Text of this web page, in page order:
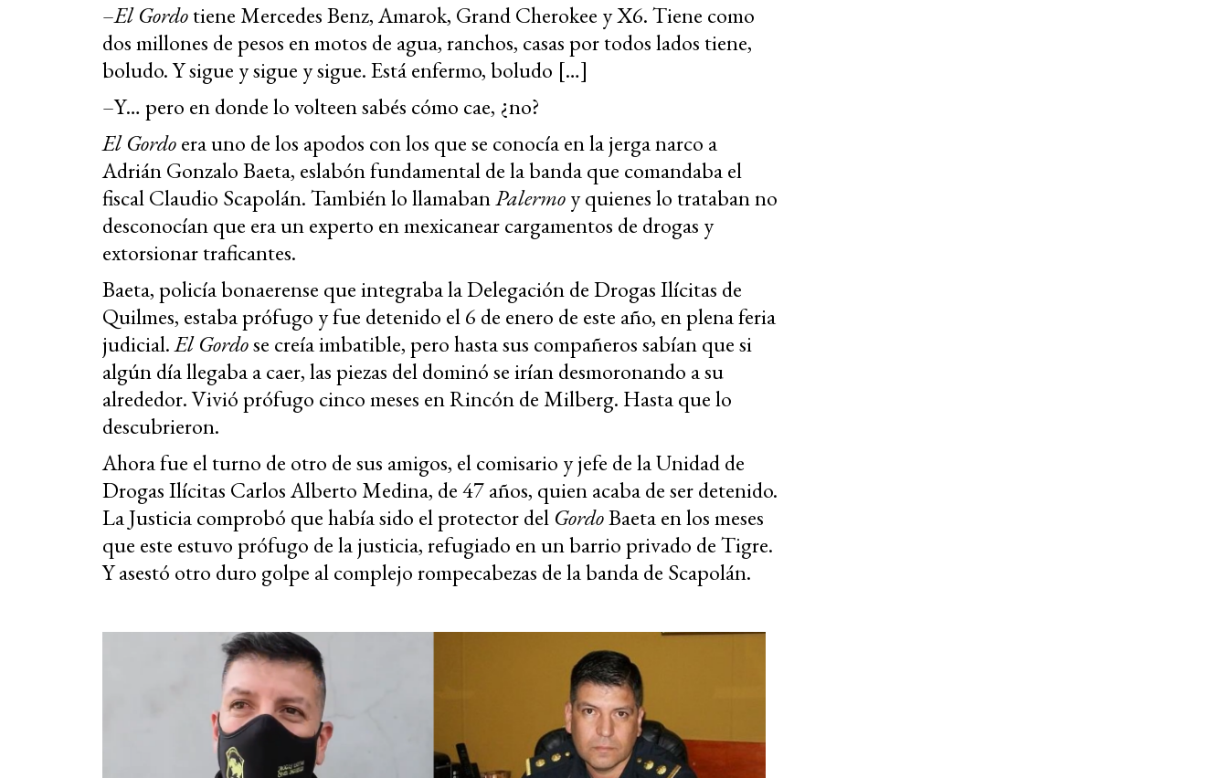
–El Gordotiene Mercedes Benz, Amarok, Grand Cherokee y X6. Tiene como
dos millones de pesos en motos de agua, ranchos, casas por todos lados tiene,
boludo. Y sigue y sigue y sigue. Está enfermo, boludo […]
–Y… pero en donde lo volteen sabés cómo cae, ¿no?
El Gordoera uno de los apodos con los que se conocía en la jerga narco a
Adrián Gonzalo Baeta, eslabón fundamental de la banda que comandaba el
fiscal Claudio Scapolán. También lo llamabanPalermoy quienes lo trataban no
desconocían que era un experto en mexicanear cargamentos de drogas y
extorsionar traficantes.
Baeta, policía bonaerense que integraba la Delegación de Drogas Ilícitas de
Quilmes, estaba prófugo y fue detenido el 6 de enero de este año, en plena feria
judicial.El Gordose creía imbatible, pero hasta sus compañeros sabían que si
algún día llegaba a caer, las piezas del dominó se irían desmoronando a su
alrededor. Vivió prófugo cinco meses en Rincón de Milberg. Hasta que lo
descubrieron.
Ahora fue el turno de otro de sus amigos, el comisario y jefe de la Unidad de
Drogas Ilícitas Carlos Alberto Medina, de 47 años, quien acaba de ser detenido.
La Justicia comprobó que había sido el protector del GordoBaeta en los meses
que este estuvo prófugo de la justicia, refugiado en un barrio privado de Tigre.
Y asestó otro duro golpe al complejo rompecabezas de la banda de Scapolán.